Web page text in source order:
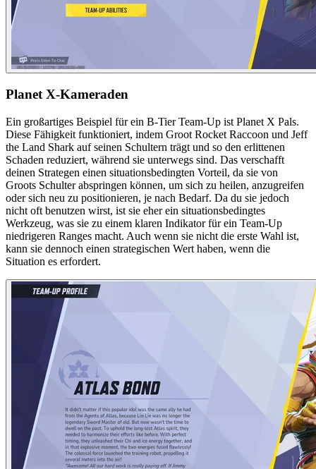
Planet X-Kameraden
Ein großartiges Beispiel für ein B-Tier Team-Up ist Planet X Pals.
Diese Fähigkeit funktioniert, indem Groot Rocket Raccoon und Jeff
the Land Shark auf seinen Schultern trägt und so den erlittenen
Schaden reduziert, während sie unterwegs sind. Das verschafft
deinen Strategen einen situationsbedingten Vorteil, da sie von
Groots Schulter abspringen können, um sich zu heilen, anzugreifen
oder sich neu zu positionieren, je nach Bedarf. Da du sie jedoch
nicht oft benutzen wirst, ist sie eher ein situationsbedingtes
Werkzeug, was sie zu einem klaren Indikator für ein Team-Up
niedrigeren Ranges macht. Auch wenn sie nicht die erste Wahl ist,
kann sie dennoch einen strategischen Wert haben, wenn die
Situation es erfordert.